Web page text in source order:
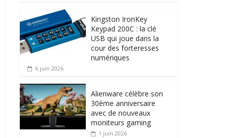
Kingston IronKey
Keypad 200C : la clé
USB qui joue dans la
cour des forteresses
numériques
6 juin 2026
Alienware célèbre son
30ème anniversaire
avec de nouveaux
moniteurs gaming
1 juin 2026